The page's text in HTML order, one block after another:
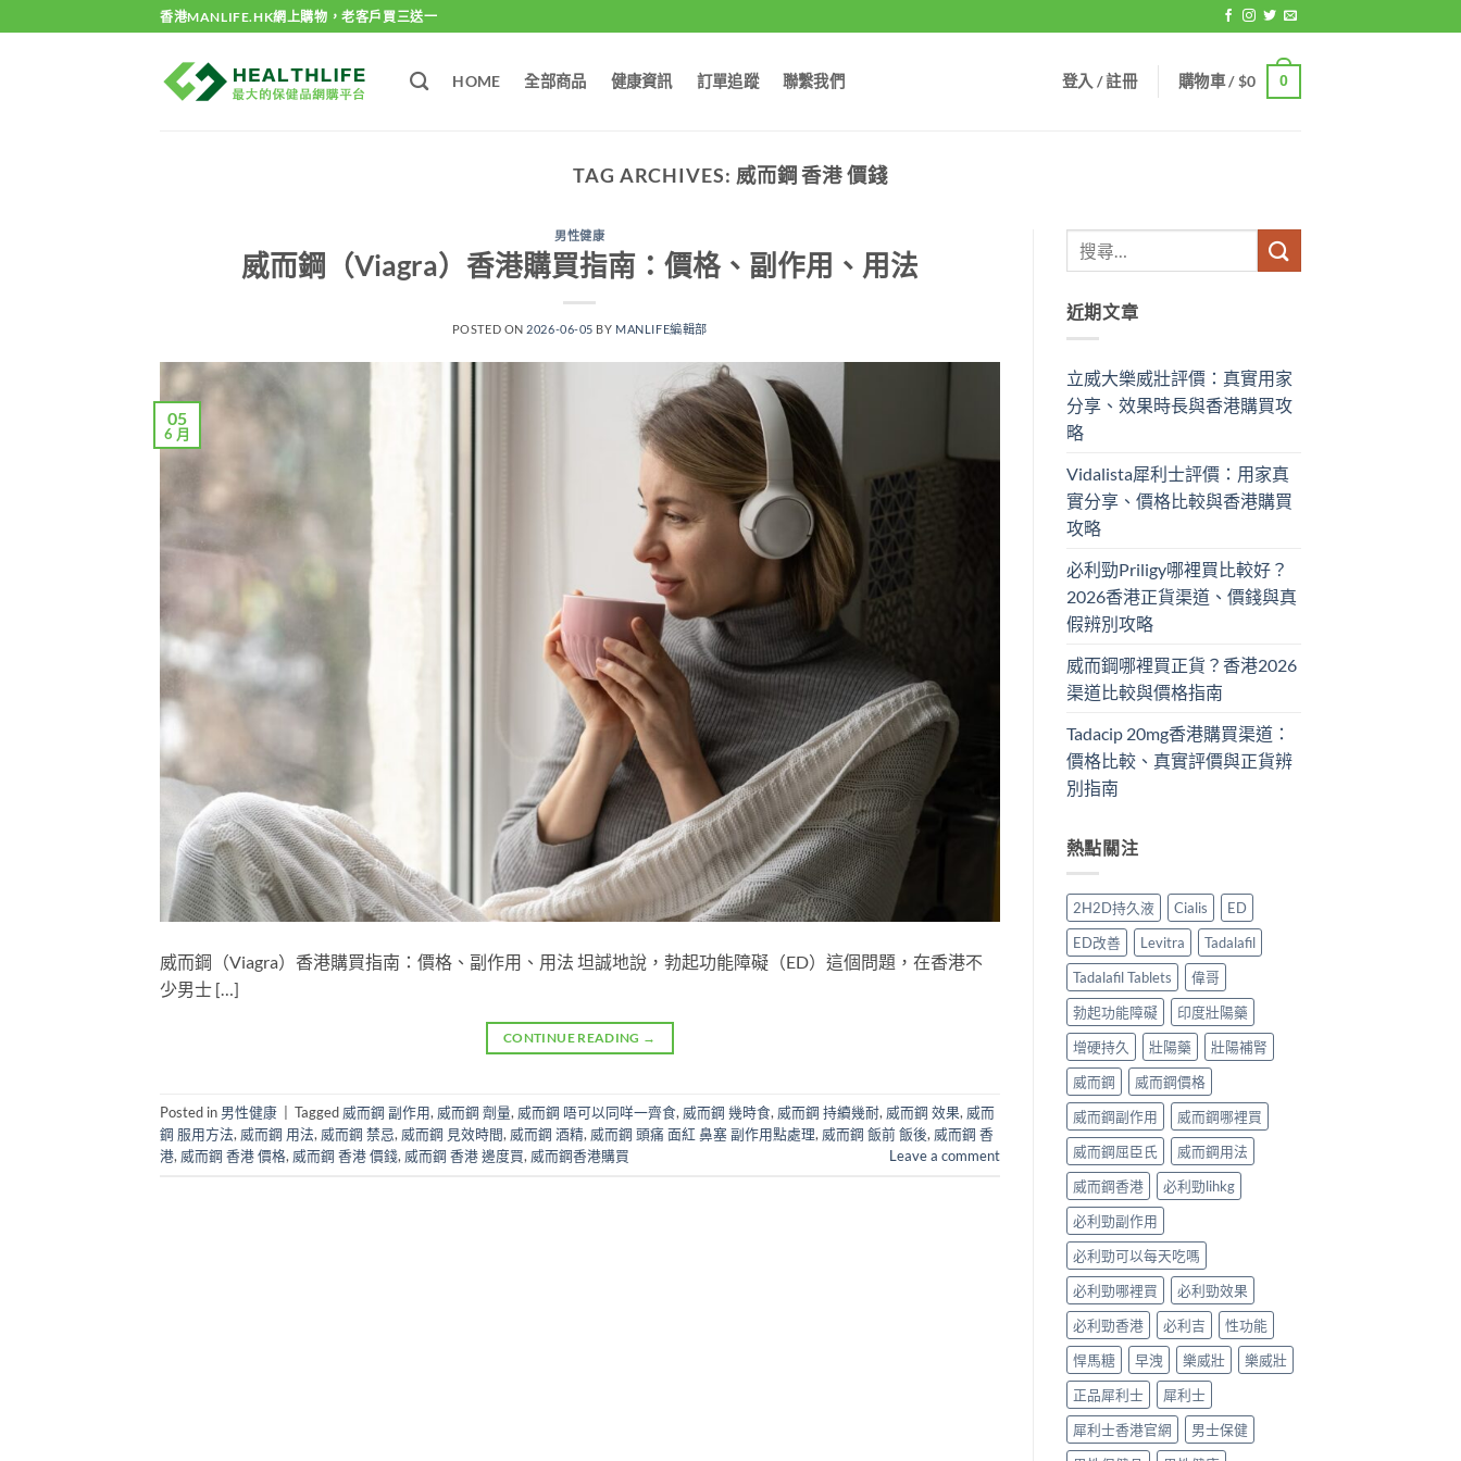
to
香港MANLIFE.HK網上購物，老客戶買三送一
HOME 全部商品 健康資訊 訂單追蹤 聯繫我們 登入 / 註冊 購物車 /$0 0
TAG ARCHIVES: 威而鋼 香港 價錢
男性健康
威而鋼（Viagra）香港購買指南：價格、副作用、用法
POSTED ON 2026-06-05 BY MANLIFE編輯部
05
6 月
威而鋼（Viagra）香港購買指南：價格、副作用、用法 坦誠地說，勃起功能障礙（ED）這個問題，在香港不
少男士 […]
CONTINUE READING →
Posted in 男性健康 Tagged 威而鋼 副作用, 威而鋼 劑量, 威而鋼 唔可以同咩一齊食, 威而鋼 幾時食, 威而鋼 持續幾耐, 威而鋼 效果, 威而
鋼 服用方法, 威而鋼 用法, 威而鋼 禁忌, 威而鋼 見效時間, 威而鋼 酒精, 威而鋼 頭痛 面紅 鼻塞 副作用點處理, 威而鋼 飯前 飯後, 威而鋼 香
港, 威而鋼 香港 價格, 威而鋼 香港 價錢, 威而鋼 香港 邊度買, 威而鋼香港購買 Leave a comment
近期文章
立威大樂威壯評價：真實用家
分享、效果時長與香港購買攻
略
Vidalista犀利士評價：用家真
實分享、價格比較與香港購買
攻略
必利勁Priligy哪裡買比較好？
2026香港正貨渠道、價錢與真
假辨別攻略
威而鋼哪裡買正貨？香港2026
渠道比較與價格指南
Tadacip 20mg香港購買渠道：
價格比較、真實評價與正貨辨
別指南
熱點關注
2H2D持久液 Cialis
ED
ED改善
Levitra
Tadalafil
Tadalafil Tablets
偉哥
勃起功能障礙
印度壯陽藥
增硬持久
壯陽藥
壯陽補腎
威而鋼
威而鋼價格
威而鋼副作用
威而鋼哪裡買
威而鋼屈臣氏
威而鋼用法
威而鋼香港
必利勁lihkg
必利勁副作用
必利勁可以每天吃嗎
必利勁哪裡買
必利勁效果
必利勁香港
必利吉
性功能
悍馬糖
早洩 樂威壯
樂威壯
正品犀利士
犀利士
犀利士香港官網
男士保健